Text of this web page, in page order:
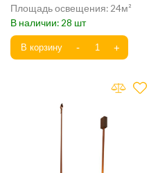
24
28